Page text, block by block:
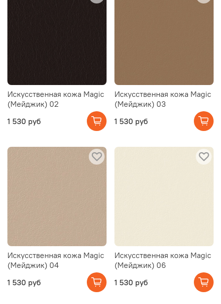
Искусственная кожа Magic
(Мейджик) 02
1 530 руб
Искусственная кожа Magic
(Мейджик) 03
1 530 руб
Искусственная кожа Magic
(Мейджик) 04
1 530 руб
Искусственная кожа Magic
(Мейджик) 06
1 530 руб